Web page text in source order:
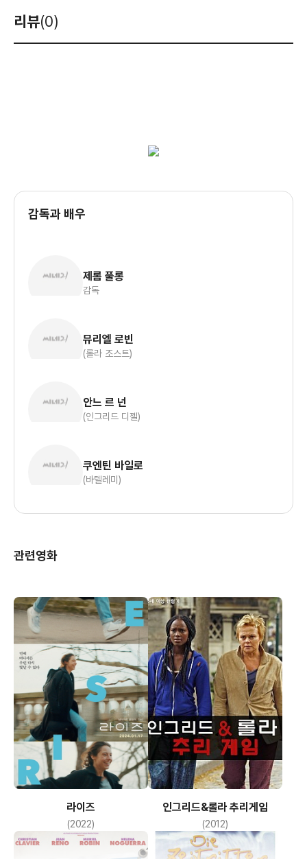
리뷰(0)
감독과 배우
제롬 풀롱
감독
뮤리엘 로빈
(롤라 조스트)
안느 르 넌
(인그리드 디젤)
쿠엔틴 바일로
(바텔레미)
관련영화
라이즈
(2022)
인그리드&롤라 추리게임
(2012)